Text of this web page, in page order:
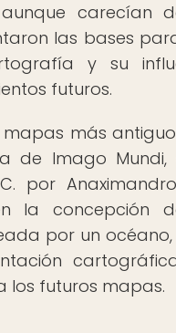
aunque carecían
las bases
y su
futuros.
mapas más
de Imago
por
la concepción
por un océano,
los futuros mapas.